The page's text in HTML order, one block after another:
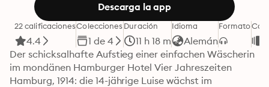
Descarga la app
22 calificaciones
4.4
Colecciones
1 de 4
Duración
11 h 18 m
Idioma
Alemán
Formato
Der schicksalhafte Aufstieg einer einfachen Wäscherin
im mondänen Hamburger Hotel Vier Jahreszeiten
Hamburg, 1914: die 14-jährige Luise wächst im